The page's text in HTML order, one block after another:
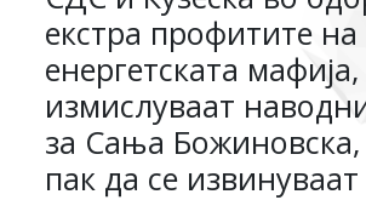
екстра профитите на
енергетската
измислуваат
за Сања Божиновска,
пак да се извинуваат